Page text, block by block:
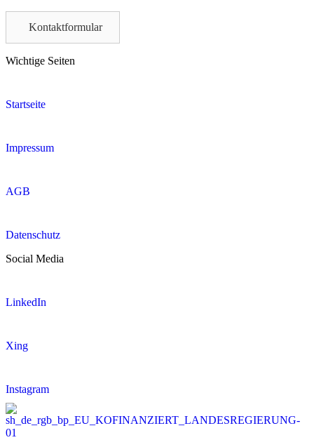
empty.Kontaktformular
Wichtige Seiten
Startseite
Impressum
AGB
Datenschutz
Social Media
LinkedIn
Xing
Instagram